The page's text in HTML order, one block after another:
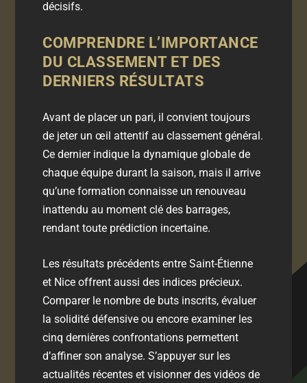
décisifs.
COMPRENDRE L’IMPORTANCE
DU CLASSEMENT ET DES
DERNIERS RÉSULTATS
Avant de placer un pari, il convient toujours
de jeter un œil attentif auclassement général.
Ce dernier indique la dynamique globale de
chaque équipe durant la saison, mais il arrive
qu’une formation connaisse un renouveau
inattendu au moment clé des barrages,
rendant toute prédiction incertaine.
Les résultats précédents entre Saint-Étienne
et Nice offrent aussi des indices précieux.
Comparer le nombre de buts inscrits, évaluer
la solidité défensive ou encore examiner les
cinq dernières confrontations permettent
d’affiner son analyse. S’appuyer sur les
actualités récentes et visionner desvidéos de